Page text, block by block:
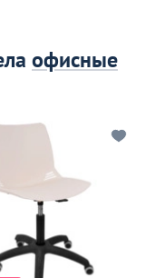
офисные